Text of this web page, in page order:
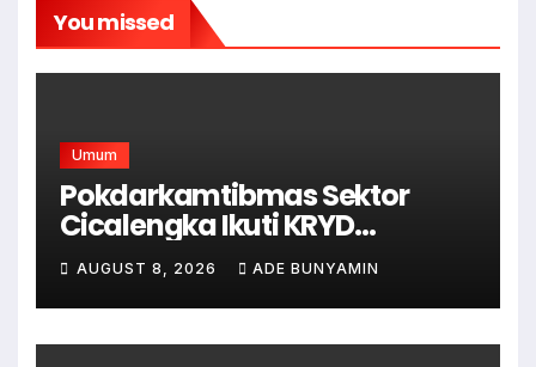
You missed
Umum
Pokdarkamtibmas Sektor
Cicalengka Ikuti KRYD
Gabungan Bersama TNI-Polri,
Satpol PP dan Linmas, Demi
Terciptanya Keamana Dan
Ketertiban
AUGUST 8, 2026 ADE BUNYAMIN